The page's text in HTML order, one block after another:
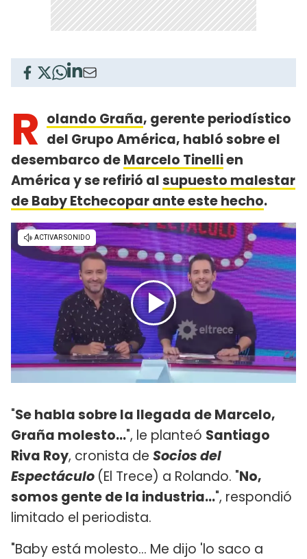
R olando Graña, gerente periodístico
del Grupo América, habló sobre el
desembarco deMarcelo Tinellien
América y se refirió alsupuesto malestar
de Baby Etchecopar ante este hecho.
"Se habla sobre la llegada de Marcelo,
Graña molesto...", le planteó Santiago
Riva Roy, cronista de Socios del
Espectáculo (El Trece) a Rolando. "No,
somos gente de la industria...", respondió
limitado el periodista.
"Baby está molesto... Me dijo 'lo saco a